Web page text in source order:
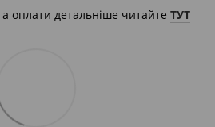
оплати детальніше читайте ТУТ